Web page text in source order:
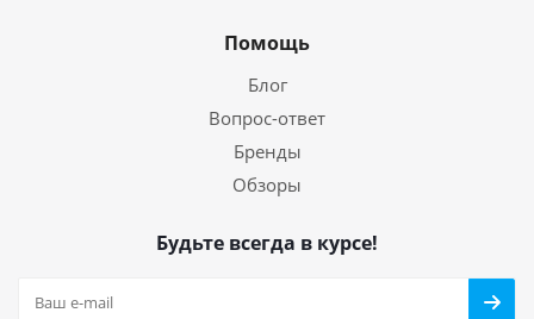
Помощь
Блог
Вопрос-ответ
Бренды
Обзоры
Будьте всегда в курсе!